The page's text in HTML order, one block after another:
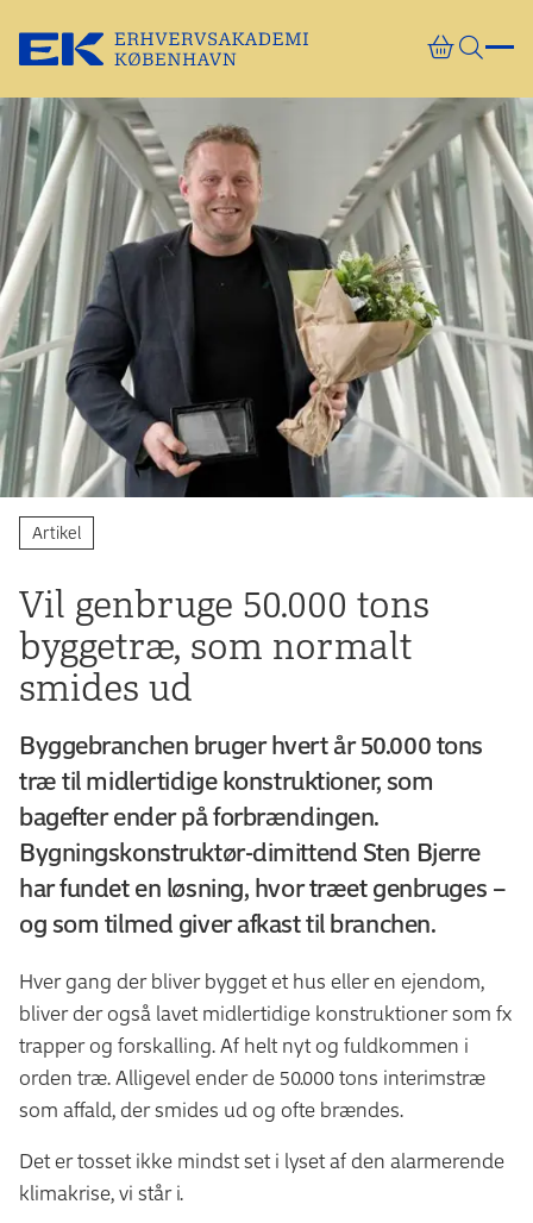
Artikel
Vil genbruge 50.000 tons
byggetræ, som normalt
smides ud
Byggebranchen bruger hvert år 50.000 tons
træ til midlertidige konstruktioner, som
bagefter ender på forbrændingen.
Bygningskonstruktør-dimittend Sten Bjerre
har fundet en løsning, hvor træet genbruges –
og som tilmed giver afkast til branchen.
Hver gang der bliver bygget et hus eller en ejendom,
bliver der også lavet midlertidige konstruktioner som fx
trapper og forskalling. Af helt nyt og fuldkommen i
orden træ. Alligevel ender de 50.000 tons interimstræ
som affald, der smides ud og ofte brændes.
Det er tosset ikke mindst set i lyset af den alarmerende
klimakrise, vi står i.